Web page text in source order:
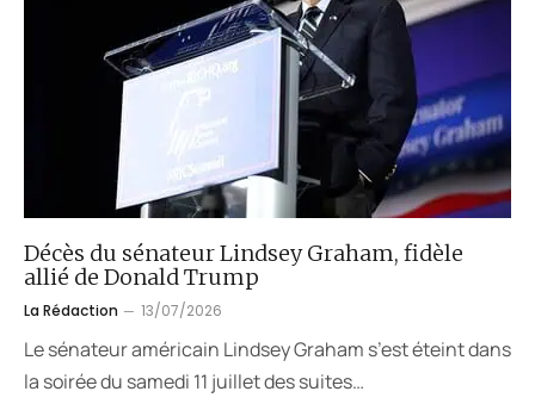
Décès du sénateur Lindsey Graham, fidèle
allié de Donald Trump
La Rédaction 13/07/2026
Le sénateur américain Lindsey Graham s’est éteint dans
la soirée du samedi 11 juillet des suites…